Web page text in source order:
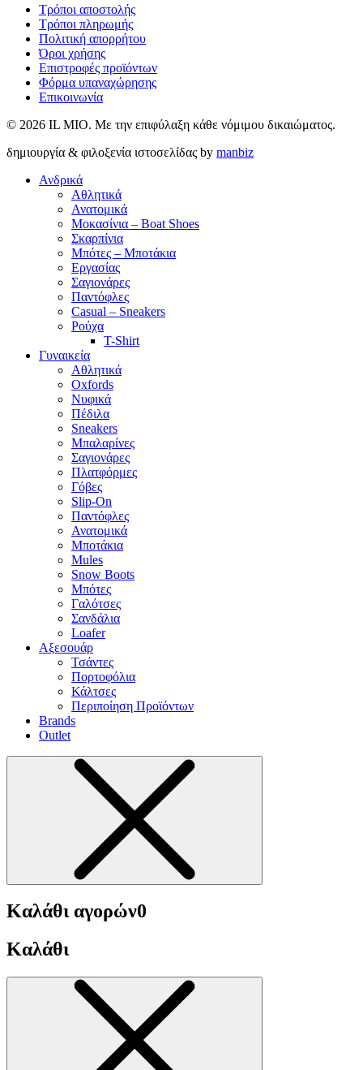
Τρόποι αποστολής
Τρόποι πληρωμής
Πολιτική απορρήτου
Όροι χρήσης
Επιστροφές προϊόντων
Φόρμα υπαναχώρησης
Επικοινωνία
© 2026 IL MIO. Με την επιφύλαξη κάθε νόμιμου δικαιώματος.
δημιουργία & φιλοξενία ιστοσελίδας by manbiz
Ανδρικά
Αθλητικά
Ανατομικά
Μοκασίνια – Boat Shoes
Σκαρπίνια
Μπότες – Μποτάκια
Εργασίας
Σαγιονάρες
Παντόφλες
Casual – Sneakers
Ρούχα
T-Shirt
Γυναικεία
Αθλητικά
Oxfords
Νυφικά
Πέδιλα
Sneakers
Μπαλαρίνες
Σαγιονάρες
Πλατφόρμες
Γόβες
Slip-On
Παντόφλες
Ανατομικά
Μποτάκια
Mules
Snow Boots
Μπότες
Γαλότσες
Σανδάλια
Loafer
Αξεσουάρ
Τσάντες
Πορτοφόλια
Κάλτσες
Περιποίηση Προϊόντων
Brands
Outlet
Καλάθι αγορών0
Καλάθι